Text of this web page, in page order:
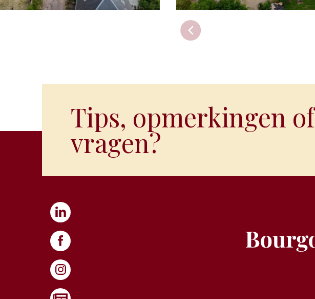
Tips, opmerkingen of
vragen?